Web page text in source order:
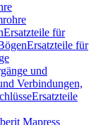
Ersatzteile für
Ersatzteile für
und
Verbindungen,
Ersatzteile
Mapress